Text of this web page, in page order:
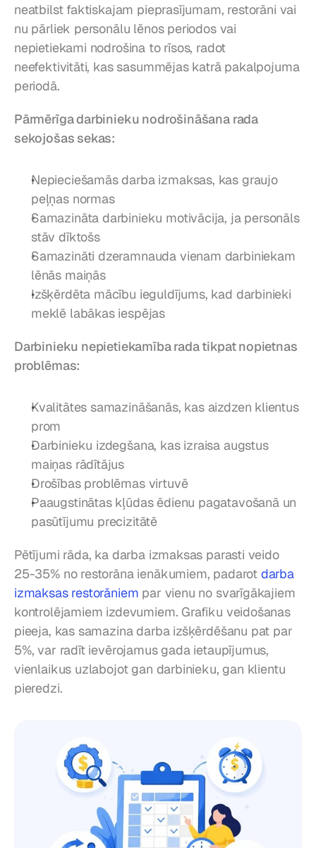
neatbilst faktiskajam pieprasījumam, restorāni vai
nu pārliek personālu lēnos periodos vai
nepietiekami nodrošina to rīsos, radot
neefektivitāti, kas sasummējas katrā pakalpojuma
periodā.
Pārmērīga darbinieku nodrošināšana rada
sekojošas sekas:
Nepieciešamās darba izmaksas, kas graujo
peļņas normas
Samazināta darbinieku motivācija, ja personāls
stāv dīktošs
Samazināti dzeramnauda vienam darbiniekam
lēnās maiņās
Izšķērdēta mācību ieguldījums, kad darbinieki
meklē labākas iespējas
Darbinieku nepietiekamība rada tikpat nopietnas
problēmas:
Kvalitātes samazināšanās, kas aizdzen klientus
prom
Darbinieku izdegšana, kas izraisa augstus
maiņas rādītājus
Drošības problēmas virtuvē
Paaugstinātas kļūdas ēdienu pagatavošanā un
pasūtījumu precizitātē
Pētījumi rāda, ka darba izmaksas parasti veido
25-35% no restorāna ienākumiem, padarot darba
izmaksas restorāniem par vienu no svarīgākajiem
kontrolējamiem izdevumiem. Grafiku veidošanas
pieeja, kas samazina darba izšķērdēšanu pat par
5%, var radīt ievērojamus gada ietaupījumus,
vienlaikus uzlabojot gan darbinieku, gan klientu
pieredzi.